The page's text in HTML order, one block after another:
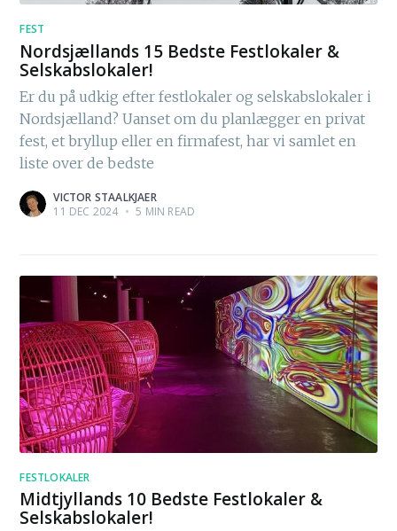
FEST
Nordsjællands 15 Bedste Festlokaler &
Selskabslokaler!
Er du på udkig efter festlokaler og selskabslokaler i
Nordsjælland? Uanset om du planlægger en privat
fest, et bryllup eller en firmafest, har vi samlet en
liste over de bedste
VICTOR STAALKJAER
11 DEC 2024 • 5 MIN READ
FESTLOKALER
Midtjyllands 10 Bedste Festlokaler &
Selskabslokaler!